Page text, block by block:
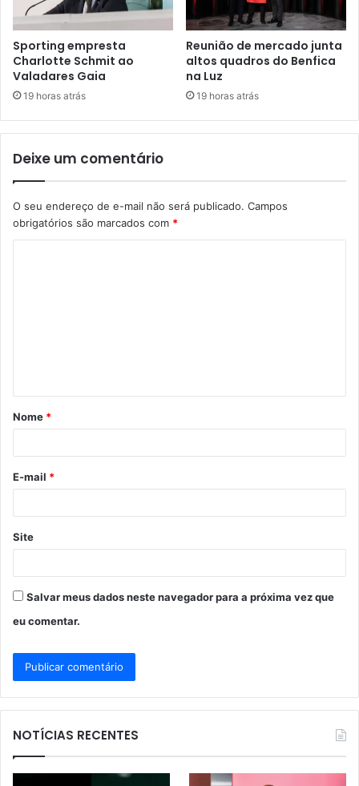
Sporting empresta
Charlotte Schmit ao
Valadares Gaia
19 horas atrás
Reunião de mercado junta
altos quadros do Benfica
na Luz
19 horas atrás
Deixe um comentário
O seu endereço de e-mail não será publicado. Campos
obrigatórios são marcados com *
á
r
*
Nome *
E-mail *
Site
Salvar meus dados neste navegador para a próxima vez que
eu comentar.
NOTÍCIAS RECENTES